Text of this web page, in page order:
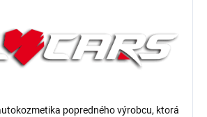
popredného výrobcu, ktorá